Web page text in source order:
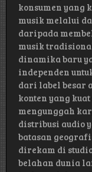
konsumen yang
musik melalui
daripada
musik
dinamika baru
independen
dari label besar
konten yang
mengunggah
distribusi audio
batasan
direkam di
belahan dunia